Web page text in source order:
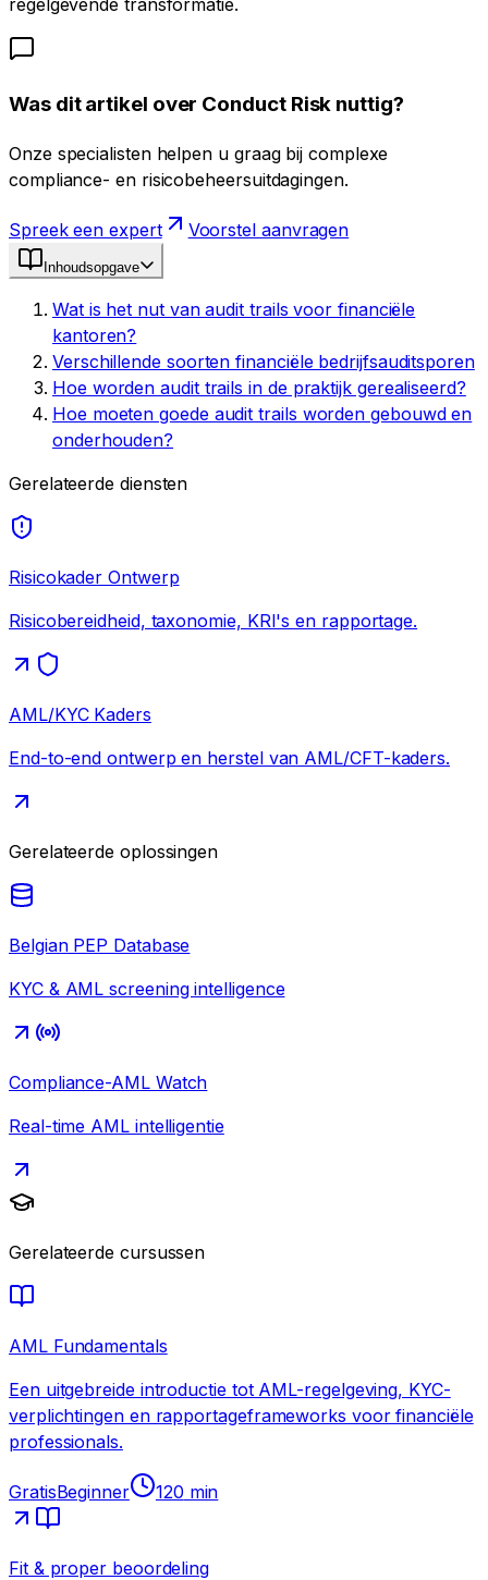
regelgevende transformatie.
Was dit artikel over Conduct Risk nuttig?
Onze specialisten helpen u graag bij complexe
compliance- en risicobeheersuitdagingen.
Spreek een expert Voorstel aanvragen
Inhoudsopgave
Wat is het nut van audit trails voor financiële
kantoren?
Verschillende soorten financiële bedrijfsauditsporen
Hoe worden audit trails in de praktijk gerealiseerd?
Hoe moeten goede audit trails worden gebouwd en
onderhouden?
Gerelateerde diensten
Risicokader Ontwerp
Risicobereidheid, taxonomie, KRI's en rapportage.
AML/KYC Kaders
End-to-end ontwerp en herstel van AML/CFT-kaders.
Gerelateerde oplossingen
Belgian PEP Database
KYC & AML screening intelligence
Compliance-AML Watch
Real-time AML intelligentie
Gerelateerde cursussen
AML Fundamentals
Een uitgebreide introductie tot AML-regelgeving, KYC-
verplichtingen en rapportageframeworks voor financiële
professionals.
GratisBeginner 120 min
Fit & proper beoordeling